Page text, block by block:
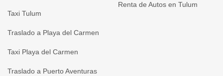
Taxi Tulum
Traslado a Playa del Carmen
Taxi Playa del Carmen
Traslado a Puerto Aventuras
Renta de Autos en Tulum